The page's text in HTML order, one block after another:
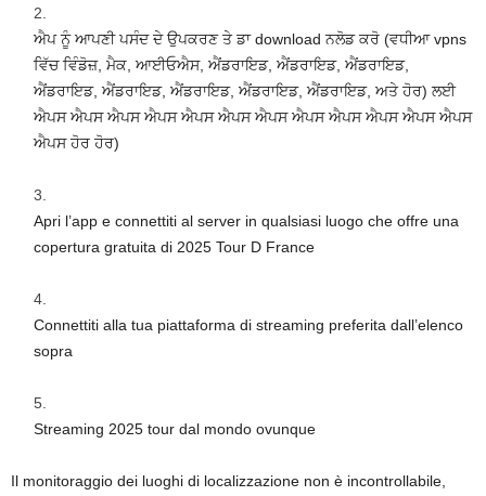
ਐਪ ਨੂੰ ਆਪਣੀ ਪਸੰਦ ਦੇ ਉਪਕਰਣ ਤੇ ਡਾ download ਨਲੋਡ ਕਰੋ (ਵਧੀਆ vpns
ਵਿੱਚ ਵਿੰਡੋਜ਼, ਮੈਕ, ਆਈਓਐਸ, ਐਂਡਰਾਇਡ, ਐਂਡਰਾਇਡ, ਐਂਡਰਾਇਡ,
ਐਂਡਰਾਇਡ, ਐਂਡਰਾਇਡ, ਐਂਡਰਾਇਡ, ਐਂਡਰਾਇਡ, ਐਂਡਰਾਇਡ, ਅਤੇ ਹੋਰ) ਲਈ
ਐਪਸ ਐਪਸ ਐਪਸ ਐਪਸ ਐਪਸ ਐਪਸ ਐਪਸ ਐਪਸ ਐਪਸ ਐਪਸ ਐਪਸ ਐਪਸ
ਐਪਸ ਹੋਰ ਹੋਰ)
Apri l’app e connettiti al server in qualsiasi luogo che offre una
copertura gratuita di 2025 Tour D France
Connettiti alla tua piattaforma di streaming preferita dall’elenco
sopra
Streaming 2025 tour dal mondo ovunque
Il monitoraggio dei luoghi di localizzazione non è incontrollabile,